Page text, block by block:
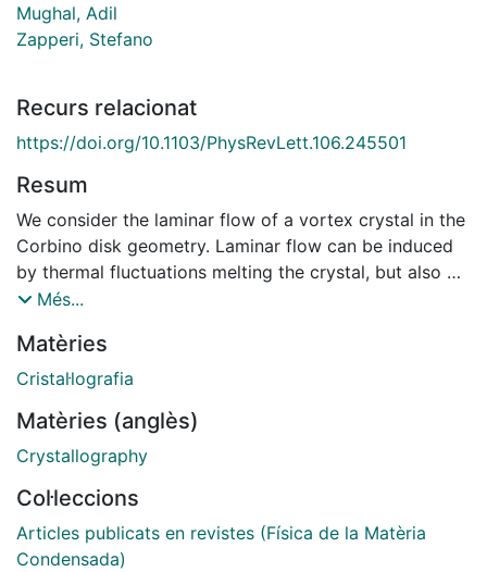
Mughal, Adil
Zapperi, Stefano
Recurs relacionat
https://doi.org/10.1103/PhysRevLett.106.245501
Resum
We consider the laminar flow of a vortex crystal in the
Corbino disk geometry. Laminar flow can be induced
by thermal fluctuations melting the crystal, but also by
shear stress after applying a large current at zero
the two cases, the underlying vortex structure is
completely different. A vortex crystal in this geometry
curvature is established in the vortex lattice. This
curvature requires the presence of geometrically
boundary to the bulk of the crystal in the form of
current-induced grain boundary scars in flat geometry.
We provide an estimate of the characteristic current
Més...
Matèries
Cristal·lografia
Matèries (anglès)
Crystallography
Col·leccions
Articles publicats en revistes (Física de la Matèria
Condensada)